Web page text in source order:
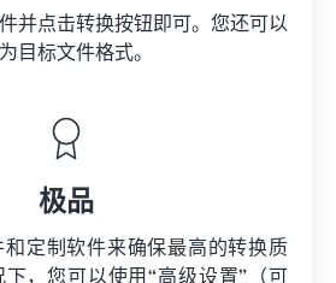
并点击转换按钮即可。您还可以
目标文件格式。
极品
定制软件来确保最高的转换质